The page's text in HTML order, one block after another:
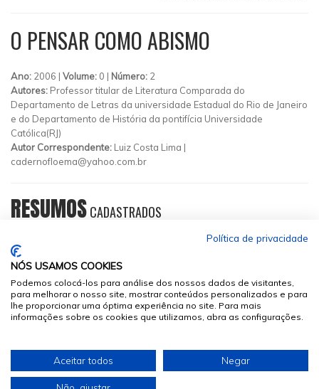
O PENSAR COMO ABISMO
Ano: 2006 | Volume: 0 | Número: 2
Autores: Professor titular de Literatura Comparada do
Departamento de Letras da universidade Estadual do Rio de Janeiro
e do Departamento de História da pontifícia Universidade
Católica(RJ)
Autor Correspondente: Luiz Costa Lima |
cadernofloema@yahoo.com.br
RESUMOSCADASTRADOS
© 2026 Sumários.org
. Todos os Direitos Reservados
Desenvolvido por
Política de privacidade
NÓS USAMOS COOKIES
Podemos colocá-los para análise dos nossos dados de visitantes,
para melhorar o nosso site, mostrar conteúdos personalizados e para
lhe proporcionar uma óptima experiência no site. Para mais
informações sobre os cookies que utilizamos, abra as configurações.
Aceitar todos Negar